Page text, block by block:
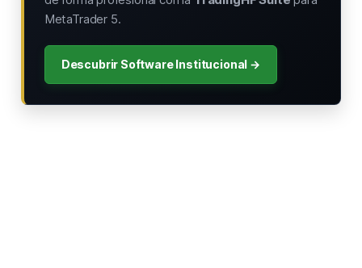
MetaTrader 5.
Descubrir Software Institucional →